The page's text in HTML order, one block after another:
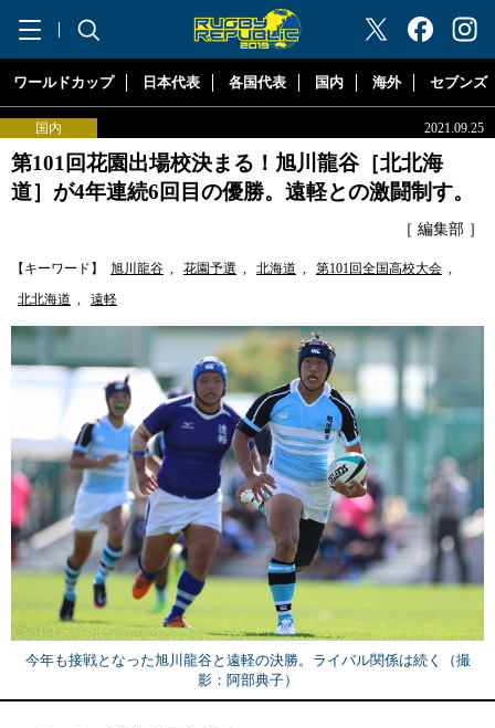
"ラグビーリパブリック"
ワールドカップ 日本代表 各国代表 国内 海外 セブンズ
国内 2021.09.25
第101回花園出場校決まる！旭川龍谷［北北海
道］が4年連続6回目の優勝。遠軽との激闘制す。
［ 編集部 ］
【キーワード】 旭川龍谷 , 花園予選 , 北海道 , 第101回全国高校大会 ,
北北海道 , 遠軽
今年も接戦となった旭川龍谷と遠軽の決勝。ライバル関係は続く（撮
影：阿部典子）